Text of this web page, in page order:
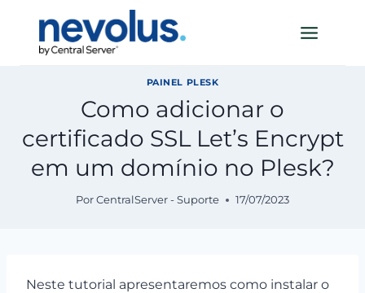
PAINEL PLESK
Como adicionar o
certificado SSL Let’s Encrypt
em um domínio no Plesk?
Por CentralServer - Suporte 17/07/2023
Neste tutorial apresentaremos como instalar o